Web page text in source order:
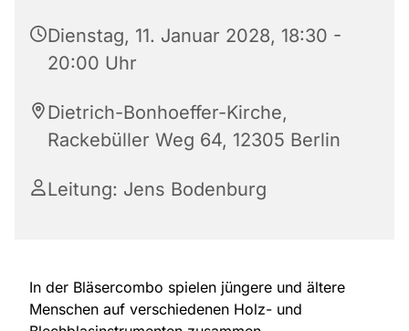
Dienstag, 11. Januar 2028, 18:30 -
20:00 Uhr
Dietrich-Bonhoeffer-Kirche,
Rackebüller Weg 64, 12305 Berlin
Leitung: Jens Bodenburg
In der Bläsercombo spielen jüngere und ältere
Menschen auf verschiedenen Holz- und